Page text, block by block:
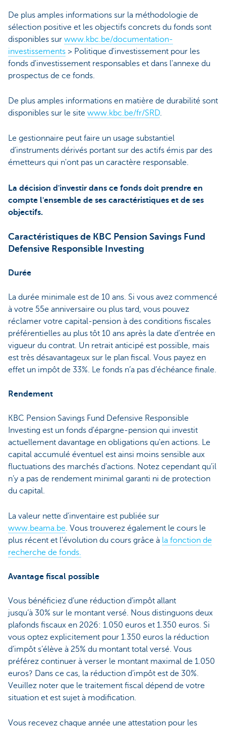
De plus amples informations sur la méthodologie de
sélection positive et les objectifs concrets du fonds sont
disponibles sur www.kbc.be/documentation-
investissements > Politique d'investissement pour les
fonds d'investissement responsables et dans l'annexe du
prospectus de ce fonds.
De plus amples informations en matière de durabilité sont
disponibles sur le site www.kbc.be/fr/SRD.
Le gestionnaire peut faire un usage substantiel
d’instruments dérivés portant sur des actifs émis par des
émetteurs qui n'ont pas un caractère responsable.
La décision d'investir dans ce fonds doit prendre en
compte l'ensemble de ses caractéristiques et de ses
objectifs.
Caractéristiques de KBC Pension Savings Fund
Defensive Responsible Investing
Durée
La durée minimale est de 10 ans. Si vous avez commencé
à votre 55e anniversaire ou plus tard, vous pouvez
réclamer votre capital-pension à des conditions fiscales
préférentielles au plus tôt 10 ans après la date d’entrée en
vigueur du contrat. Un retrait anticipé est possible, mais
est très désavantageux sur le plan fiscal. Vous payez en
effet un impôt de 33%. Le fonds n’a pas d’échéance finale.
Rendement
KBC Pension Savings Fund Defensive Responsible
Investing est un fonds d'épargne-pension qui investit
actuellement davantage en obligations qu'en actions. Le
capital accumulé éventuel est ainsi moins sensible aux
fluctuations des marchés d'actions. Notez cependant qu’il
n’y a pas de rendement minimal garanti ni de protection
du capital.
La valeur nette d'inventaire est publiée sur
www.beama.be. Vous trouverez également le cours le
plus récent et l'évolution du cours grâce à la fonction de
recherche de fonds.
Avantage fiscal possible
Vous bénéficiez d’une réduction d’impôt allant
jusqu’à 30% sur le montant versé. Nous distinguons deux
plafonds fiscaux en 2026: 1.050 euros et 1.350 euros. Si
vous optez explicitement pour 1.350 euros la réduction
d’impôt s’élève à 25% du montant total versé. Vous
préférez continuer à verser le montant maximal de 1.050
euros? Dans ce cas, la réduction d’impôt est de 30%.
Veuillez noter que le traitement fiscal dépend de votre
situation et est sujet à modification.
Vous recevez chaque année une attestation pour les